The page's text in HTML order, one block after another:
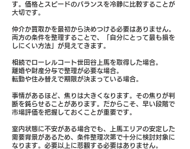
す。価格とスピードのバランスを冷静に比較することが
大切です。
仲介か買取かを最初から決めつける必要はありません。
両方の条件を整理することで、「自分にとって最も損を
しにくい方法」が見えてきます。
相続でローレルコート世田谷上馬を取得した場合。
離婚や財産分与で整理が必要な場合。
転勤や住み替えで期限が決まっている場合。
事情があるほど、焦りは大きくなります。その焦りが判
断を鈍らせることがあります。だからこそ、早い段階で
市場評価を把握しておくことが重要です。
室内状態に不安がある場合でも、上馬エリアの安定した
需要背景があるため、条件整理次第で十分に検討対象に
なります。必要以上に悲観する必要はありません。